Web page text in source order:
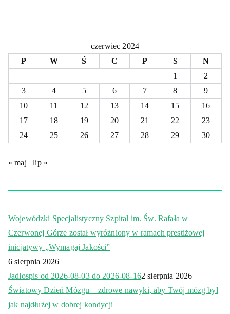
czerwiec 2024
P
W Ś C P S
N
1
2
3
4 5 6 7 8
9
10
11 12 13 14 15
16
17
18 19 20 21 22
23
24
25 26 27 28 29 30
« maj lip »
Wojewódzki Specjalistyczny Szpital im. Św. Rafała w
Czerwonej Górze został wyróżniony w ramach prestiżowej
inicjatywy „Wymagaj Jakości”
6 sierpnia 2026
Jadłospis od 2026-08-03 do 2026-08-162 sierpnia 2026
Światowy Dzień Mózgu – zdrowe nawyki, aby Twój mózg był
jak najdłużej w dobrej kondycji